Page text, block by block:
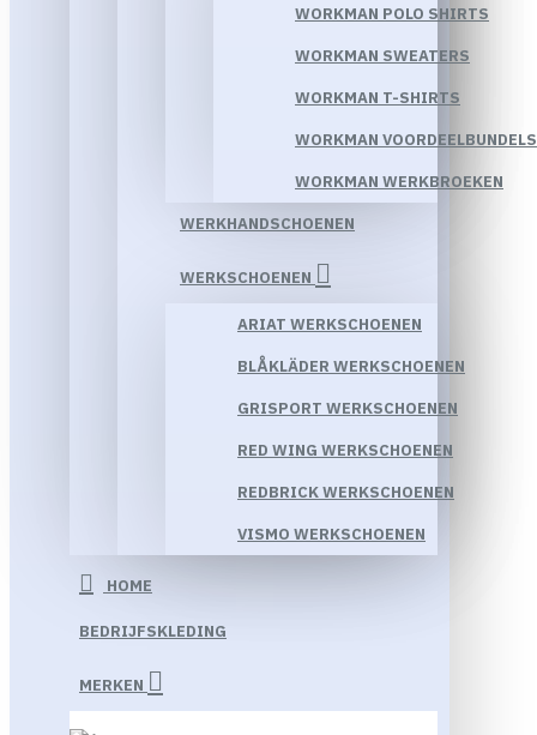
WORKMAN POLO SHIRTS
WORKMAN SWEATERS
WORKMAN T-SHIRTS
WORKMAN VOORDEELBUNDELS
WORKMAN WERKBROEKEN
WERKHANDSCHOENEN
WERKSCHOENEN
ARIAT WERKSCHOENEN
BLÅKLÄDER WERKSCHOENEN
GRISPORT WERKSCHOENEN
RED WING WERKSCHOENEN
REDBRICK WERKSCHOENEN
VISMO WERKSCHOENEN
HOME
BEDRIJFSKLEDING
MERKEN